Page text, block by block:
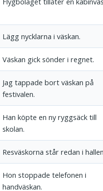
Lägg nycklarna i väskan.
Väskan gick sönder i regnet.
Jag tappade bort väskan på
festivalen.
Han köpte en ny ryggsäck till
skolan.
Resväskorna står redan i
Hon stoppade telefonen i
handväskan.